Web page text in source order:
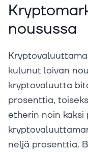
nousussa
kulunut loivan
kryptovaluutta
prosenttia,
etherin noin
neljä prosenttia.